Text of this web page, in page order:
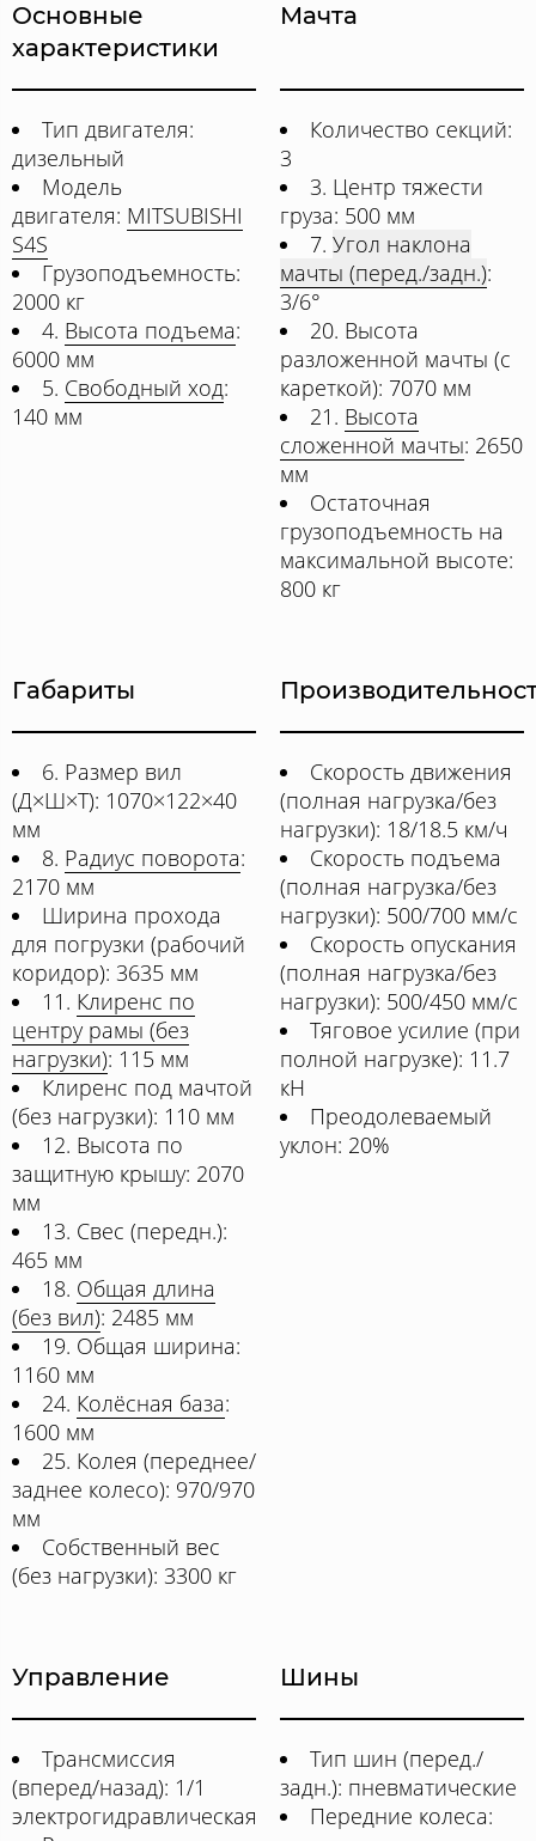
Основные
характеристики
Тип двигателя:
дизельный
Модель
двигателя: MITSUBISHI
S4S
Грузоподъемность:
2000 кг
4. Высота подъема:
6000 мм
5. Свободный ход:
140 мм
Мачта
Количество секций:
3
3. Центр тяжести
груза: 500 мм
7. Угол наклона
мачты (перед./задн.):
3/6°
20. Высота
разложенной мачты (с
кареткой): 7070 мм
21. Высота
сложенной мачты: 2650
мм
Остаточная
грузоподъемность на
максимальной высоте:
800 кг
Габариты
6. Размер вил
(Д×Ш×Т): 1070×122×40
мм
8. Радиус поворота:
2170 мм
Ширина прохода
для погрузки (рабочий
коридор): 3635 мм
11. Клиренс по
центру рамы (без
нагрузки): 115 мм
Клиренс под мачтой
(без нагрузки): 110 мм
12. Высота по
защитную крышу: 2070
мм
13. Свес (передн.):
465 мм
18. Общая длина
(без вил): 2485 мм
19. Общая ширина:
1160 мм
24. Колёсная база:
1600 мм
25. Колея (переднее/
заднее колесо): 970/970
мм
Собственный вес
(без нагрузки): 3300 кг
Скорость движения
(полная нагрузка/без
нагрузки): 18/18.5 км/ч
Скорость подъема
(полная нагрузка/без
нагрузки): 500/700 мм/с
Скорость опускания
(полная нагрузка/без
нагрузки): 500/450 мм/с
Тяговое усилие (при
полной нагрузке): 11.7
кН
Преодолеваемый
уклон: 20%
Управление
Трансмиссия
(вперед/назад): 1/1
электрогидравлическая
Шины
Тип шин (перед./
задн.): пневматические
Передние колеса: